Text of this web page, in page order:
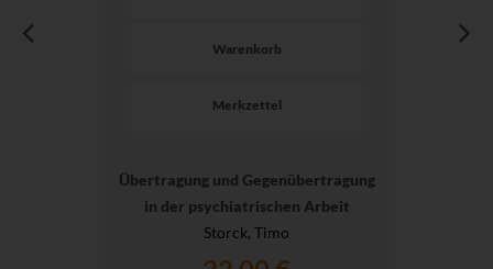
Warenkorb
Merkzettel
Übertragung und Gegenübertragung
in der psychiatrischen Arbeit
Storck, Timo